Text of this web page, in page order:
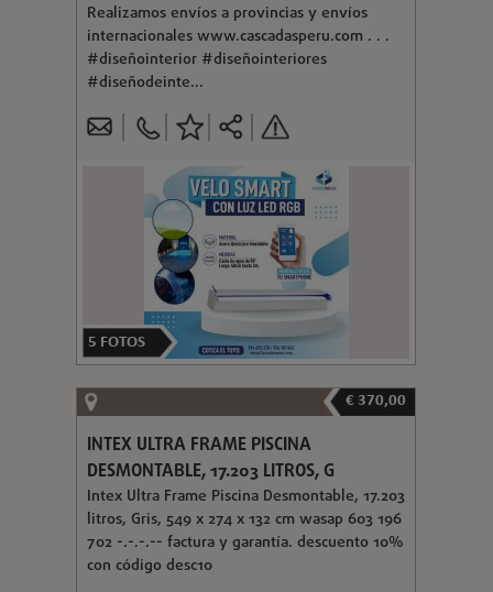
Realizamos envíos a provincias y envíos
internacionales www.cascadasperu.com . . .
#diseñointerior #diseñointeriores
#diseñodeinte...
5 FOTOS
€ 370,00
INTEX ULTRA FRAME PISCINA
DESMONTABLE, 17.203 LITROS, G
Intex Ultra Frame Piscina Desmontable, 17.203
litros, Gris, 549 x 274 x 132 cm wasap 603 196
702 -.-.-.-- factura y garantía. descuento 10%
con código desc10